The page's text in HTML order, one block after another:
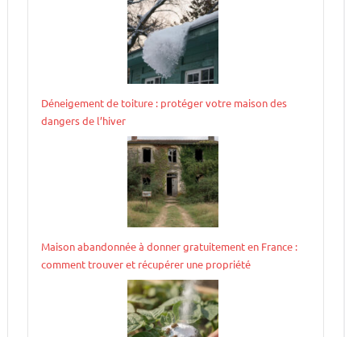
Déneigement de toiture : protéger votre maison des
dangers de l’hiver
Maison abandonnée à donner gratuitement en France :
comment trouver et récupérer une propriété